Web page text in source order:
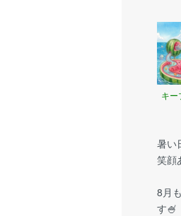
キー
暑い
笑顔
8月
す🍧